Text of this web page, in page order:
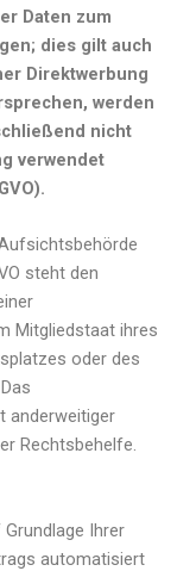
Daten zum
dies gilt auch
Direktwerbung
werden
nicht
verwendet
steht den
Mitgliedstaat ihres
oder des
anderweitiger
Rechtsbehelfe.
Ihrer
automatisiert